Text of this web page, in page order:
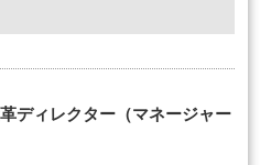
ディレクター（マネージャー